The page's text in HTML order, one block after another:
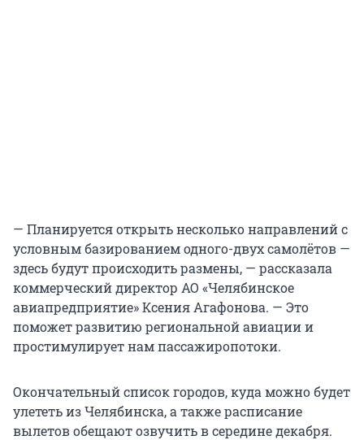
— Планируется открыть несколько направлений с
условным базированием одного-двух самолётов —
здесь будут происходить размены, — рассказала
коммерческий директор АО «Челябинское
авиапредприятие» Ксения Агафонова. — Это
поможет развитию региональной авиации и
простимулирует нам пассажиропотоки.
Окончательный список городов, куда можно будет
улететь из Челябинска, а также расписание
вылетов обещают озвучить в середине декабря.